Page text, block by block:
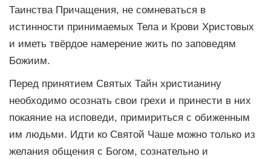
Таинства Причащения, не сомневаться в
истинности принимаемых Тела и Крови Христовых
и иметь твёрдое намерение жить по заповедям
Божиим.
Перед принятием Святых Тайн христианину
необходимо осознать свои грехи и принести в них
покаяние на исповеди, примириться с обиженным
им людьми. Идти ко Святой Чаше можно только из
желания общения с Богом, сознательно и